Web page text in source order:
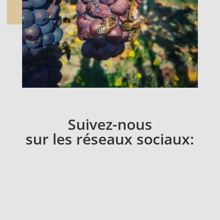
Suivez-nous
sur les réseaux sociaux: